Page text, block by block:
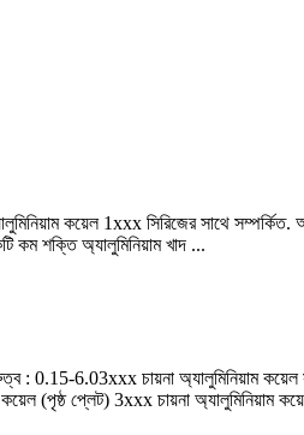
কয়েল 1xxx সিরিজের সাথে
কম শক্তি অ্যালুমিনিয়াম খাদ ...
6.03xxx চায়না অ্যালুমিনিয়াম কয়েল
(পৃষ্ঠ প্লেট) 3xxx চায়না অ্যালুমিনিয়াম